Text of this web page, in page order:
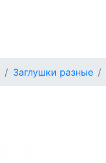
Заглушки разные